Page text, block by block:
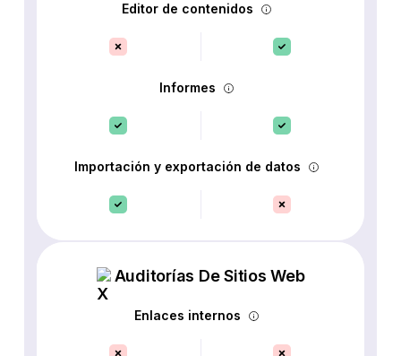
Editor de contenidos
Informes
Importación y exportación de datos
Auditorías De Sitios Web
Enlaces internos